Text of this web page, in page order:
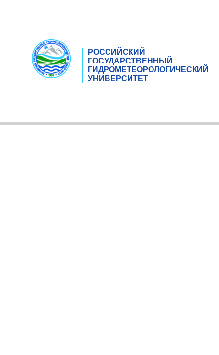
РОССИЙСКИЙ
ГОСУДАРСТВЕННЫЙ
ГИДРОМЕТЕОРОЛОГИЧЕСКИЙ
УНИВЕРСИТЕТ